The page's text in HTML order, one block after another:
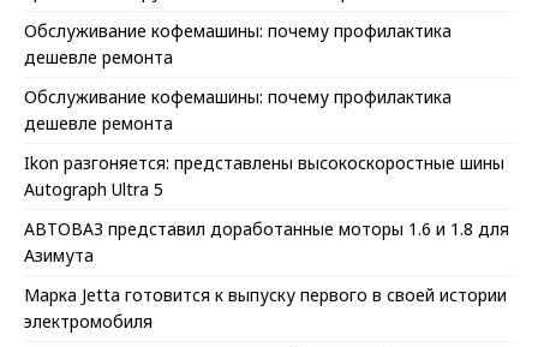
Обслуживание кофемашины: почему профилактика
дешевле ремонта
Обслуживание кофемашины: почему профилактика
дешевле ремонта
Ikon разгоняется: представлены высокоскоростные шины
Autograph Ultra 5
АВТОВАЗ представил доработанные моторы 1.6 и 1.8 для
Азимута
Марка Jetta готовится к выпуску первого в своей истории
электромобиля